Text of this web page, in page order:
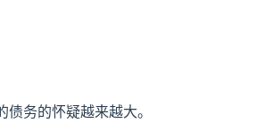
务的怀疑越来越大。